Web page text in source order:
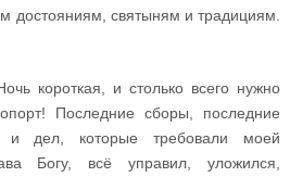
достояниям, святыням и традициям.
короткая, и столько всего нужно
Последние сборы, последние
и дел, которые требовали моей
Богу, всё управил, уложился,